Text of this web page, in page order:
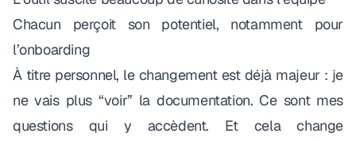
Chacun perçoit son potentiel, notamment pour
l’onboarding
À titre personnel, le changement est déjà majeur : je
ne vais plus “voir” la documentation. Ce sont mes
questions qui y accèdent. Et cela change